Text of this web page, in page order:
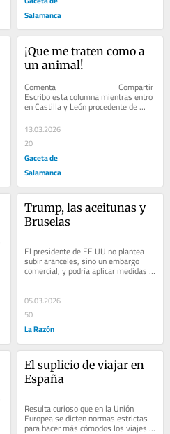
Salamanca
¡Que me traten como a
un animal!
Comenta                              Compartir
Escribo esta columna mientras entro
en Castilla y León procedente de
Galicia, en uno de los...
13.03.2026
20
Gaceta de
Salamanca
Trump, las aceitunas y
Bruselas
El presidente de EE UU no plantea
subir aranceles, sino un embargo
comercial, y podría aplicar medidas
solo a España de forma unilateral,
05.03.2026
50
La Razón
El suplicio de viajar en
España
Resulta curioso que en la Unión
Europea se dicten normas estrictas
para hacer más cómodos los viajes